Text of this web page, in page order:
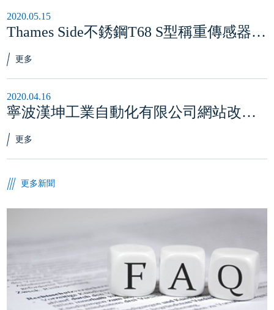
2020.05.15
Thames Side不銹鋼T68 S型稱重傳感器獲得C3認證
更多
2020.04.16
寧波漢坤工業自動化有限公司網站改版上線
更多
更多新聞